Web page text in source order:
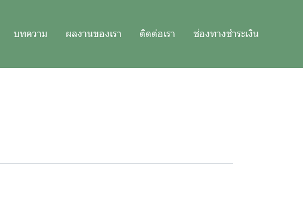
บทความ ผลงานของเรา ติดต่อเรา ช่องทางชำระเงิน